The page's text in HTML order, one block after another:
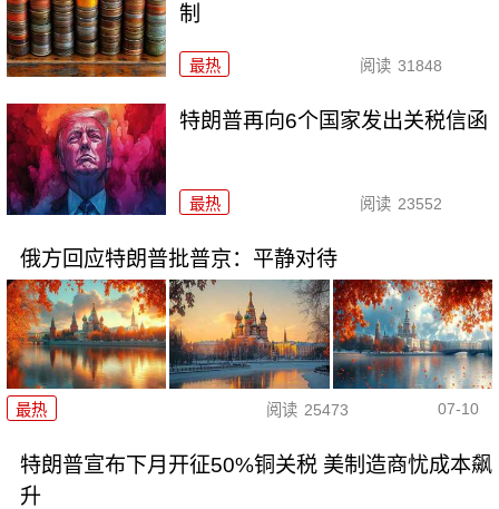
制
最热 阅读 31848
特朗普再向6个国家发出关税信函
最热 阅读 23552
俄方回应特朗普批普京：平静对待
最热 阅读 25473 07-10
特朗普宣布下月开征50%铜关税 美制造商忧成本飙
升